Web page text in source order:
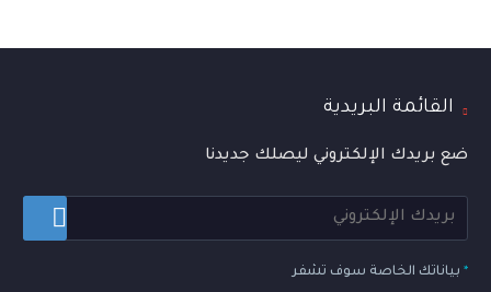
القائمة البريدية
ضع بريدك الإلكتروني ليصلك جديدنا
* بياناتك الخاصة سوف تشفر